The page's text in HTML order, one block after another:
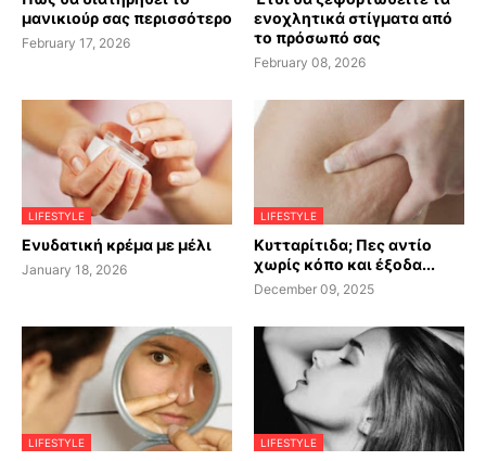
μανικιούρ σας περισσότερο
February 17, 2026
ενοχλητικά στίγματα από
το πρόσωπό σας
February 08, 2026
LIFESTYLE
Ενυδατική κρέμα με μέλι
January 18, 2026
LIFESTYLE
Κυτταρίτιδα; Πες αντίο
χωρίς κόπο και έξοδα...
December 09, 2025
LIFESTYLE LIFESTYLE